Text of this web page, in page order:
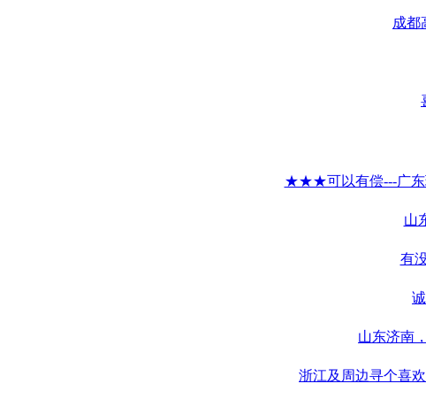
成都
★★★可以有偿---广东
山
有
山东济南
浙江及周边寻个喜